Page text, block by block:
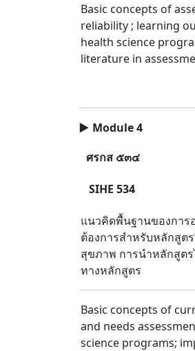
Basic concepts of
reliability ; learning
health science
literature in
▶ Module 4
ศรกส ๕๓๔
SIHE 534
แนวคิดพื้นฐานของกา
ต้องการสำหรับหลักสูต
สุขภาพ การนำหลักสูต
ทางหลักสูตร
Basic concepts of
and needs
science programs;